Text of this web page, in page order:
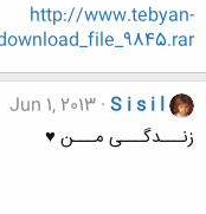
http://www.tebyan-
S i s i l
Jun 1, 2013
زنـــدگـــی مـــن ♥